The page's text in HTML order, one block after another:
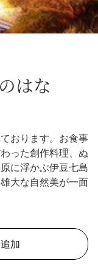
はな
おります。お食事
った創作料理、ぬ
に浮かぶ伊豆七島
大な自然美が一面
加